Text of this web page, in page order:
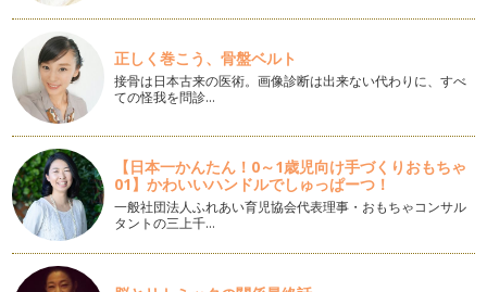
ピアノの楽しみ方「８０」本を読もう
例えば、ピアノレッスン受講者みんなが、ベートーベンがどん
な人柄の人で、どんな時に曲…
ピアノの楽しみ方「７９」様々なレッスンスタイル
レッスンのスタイルというのも時代によって進化したり変化し
ていきます。今回は、3つのレッスン…
ピアノの楽しみ方「７８」同じ曲で応用することが大事
ピアノの学び方というのはご指導されている先生によってやり
方が違うかとは思います。基本のクラ…
ピアノの楽しみ方「７７」練習方法を見直そう
正しく巻こう、骨盤ベルト
接骨は日本古来の医術。画像診断は出来ない代わりに、すべ
ての怪我を問診…
【日本一かんたん！0～1歳児向け手づくりおもちゃ
01】かわいいハンドルでしゅっぱーつ！
一般社団法人ふれあい育児協会代表理事・おもちゃコンサル
タントの三上千…